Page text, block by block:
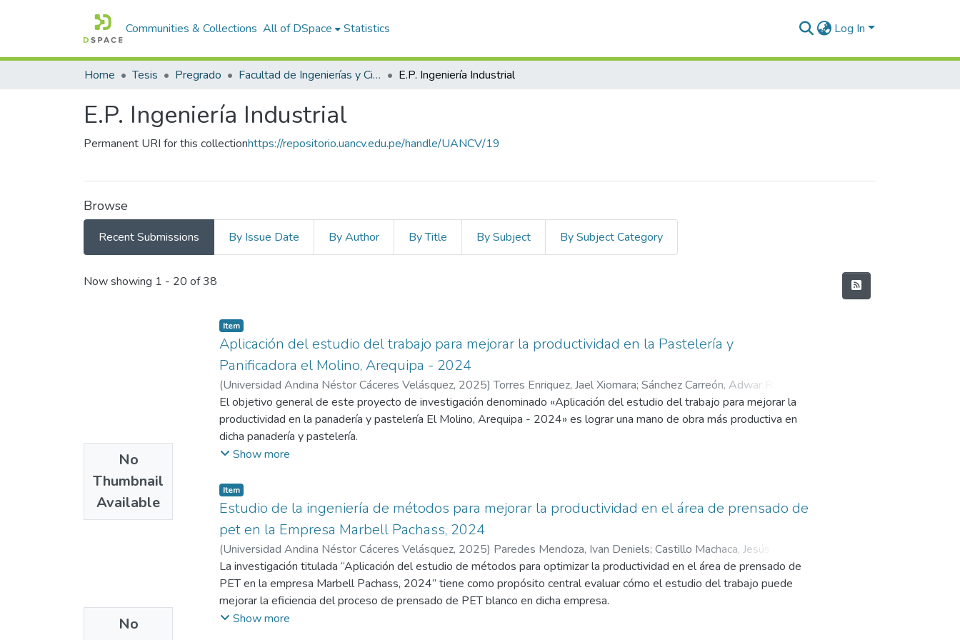
Communities & Collections All of DSpace Statistics Log In
Home Tesis Pregrado Facultad de Ingenierías y Ciencias Puras E.P. Ingeniería Industrial
E.P. Ingeniería Industrial
Permanent URI for this collectionhttps://repositorio.uancv.edu.pe/handle/UANCV/19
Browse
Recent Submissions By Issue Date By Author By Title By Subject By Subject Category
Recent Submissions
Now showing 1 - 20 of 38
No
Thumbnail
Available
Item
Aplicación del estudio del trabajo para mejorar la productividad en la Pastelería y
Panificadora el Molino, Arequipa - 2024
(Universidad Andina Néstor Cáceres Velásquez, 2025)Torres Enriquez, Jael Xiomara; Sánchez Carreón, Adwar Ranulfo
Universidad Andina Néstor Cáceres Velásquez
El objetivo general de este proyecto de investigación denominado «Aplicación del estudio del trabajo para mejorar la
productividad en la panadería y pastelería El Molino, Arequipa - 2024» es lograr una mano de obra más productiva en
dicha panadería y pastelería.
La tesis emplea un enfoque cuasiexperimental y es de naturaleza aplicada. La investigación, el análisis y el examen que
implementación del estudio de trabajo. Con un tamaño muestral inferior a cincuenta, se considera que la población es
igual a la muestra. Se usaron herramientas como cronómetro, hojas de cálculo y formatos de control para medir
tiempos, procesos e indicadores de rendimiento. Los dispositivos de recopilación de datos han sido revisados y
aprobados por tres expertos de prestigio en la materia.
Se utilizaron Microsoft Excel y SPSS para el análisis de datos.
La prueba t de Student arrojó un valor p de 0,000, por lo que nuestra hipótesis se confirmó y la hipótesis nula pudo
descartarse según los resultados de estos datos.
Show more
No
Item
Estudio de la ingeniería de métodos para mejorar la productividad en el área de prensado de
pet en la Empresa Marbell Pachass, 2024
(Universidad Andina Néstor Cáceres Velásquez, 2025) Paredes Mendoza, Ivan Deniels; Castillo Machaca, Jesús
Esteban;Universidad Andina Néstor Cáceres Velásquez
La investigación titulada “Aplicación del estudio de métodos para optimizar la productividad en el área de prensado de
PET en la empresa Marbell Pachass, 2024” tiene como propósito central evaluar cómo el estudio del trabajo puede
mejorar la eficiencia del proceso de prensado de PET blanco en dicha empresa.
Este estudio emplea un enfoque cuantitativo, con un propósito aplicado y bajo un diseño de tipo preexperimental. La
Show more